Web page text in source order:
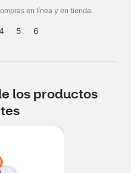
en línea y en tienda.
5 6
los productos